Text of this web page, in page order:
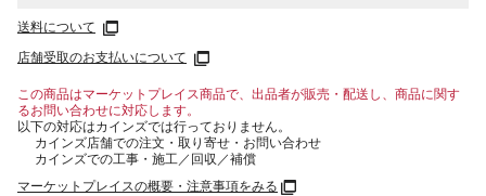
送料について
店舗受取のお支払いについて
この商品はマーケットプレイス商品で、出品者が販売・配送し、商品に関す
るお問い合わせに対応します。
以下の対応はカインズでは行っておりません。
カインズ店舗での注文・取り寄せ・お問い合わせ
カインズでの工事・施工／回収／補償
マーケットプレイスの概要・注意事項をみる